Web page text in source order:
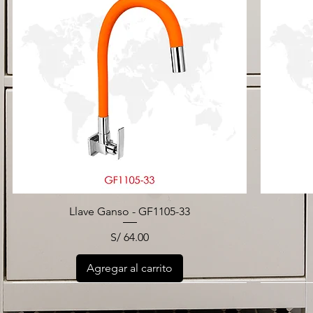
Llave Ganso - GF1105-33
Precio
S/ 64.00
Agregar al carrito